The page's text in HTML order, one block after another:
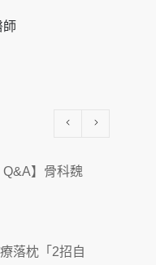
師
慣」逆
：致死
】骨科魏
落枕「2招自